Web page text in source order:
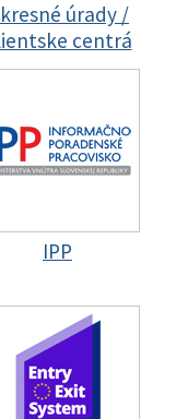
úrady /
centrá
IPP